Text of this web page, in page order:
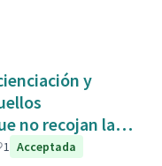
y
no recojan las
1 Acceptada